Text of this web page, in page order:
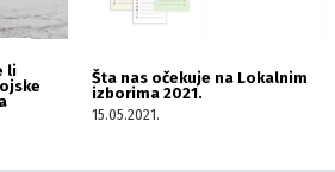
li
Šta nas očekuje na Lokalnim
izborima 2021.
15.05.2021.